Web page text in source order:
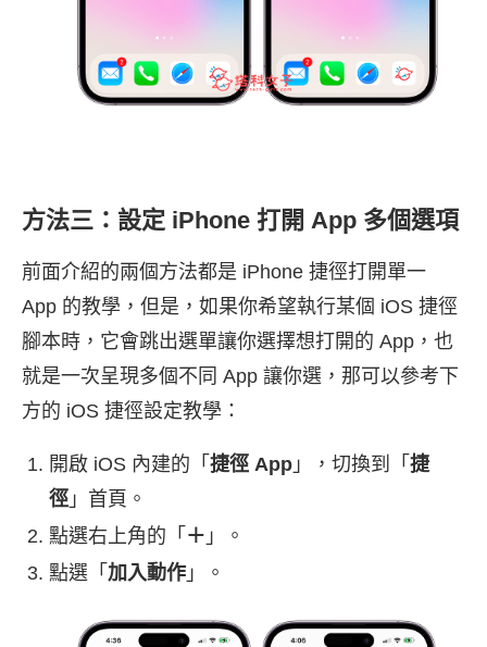
方法三：設定 iPhone 打開 App 多個選項
前面介紹的兩個方法都是 iPhone 捷徑打開單一
App 的教學，但是，如果你希望執行某個 iOS 捷徑
腳本時，它會跳出選單讓你選擇想打開的 App，也
就是一次呈現多個不同 App 讓你選，那可以參考下
方的 iOS 捷徑設定教學：
開啟 iOS 內建的「 捷徑 App 」，切換到「 捷
徑 」首頁。
點選右上角的「 ＋ 」。
點選「 加入動作 」。